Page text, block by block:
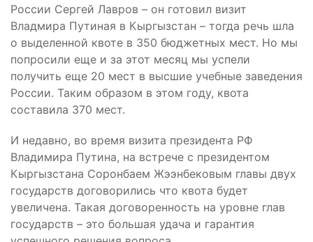
России Сергей Лавров – он готовил визит
Владмира Путиная в Кыргызстан – тогда речь шла
о выделенной квоте в 350 бюджетных мест. Но мы
попросили еще и за этот месяц мы успели
получить еще 20 мест в высшие учебные заведения
России. Таким образом в этом году, квота
составила 370 мест.
И недавно, во время визита президента РФ
Владимира Путина, на встрече с президентом
Кыргызстана Соронбаем Жээнбековым главы двух
государств договорились что квота будет
увеличена. Такая договоренность на уровне глав
государств – это большая удача и гарантия